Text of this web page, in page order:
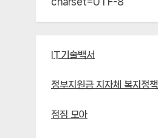
IT기술백서
정부지원금 지자체 복지정책
점짐 모아